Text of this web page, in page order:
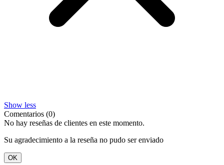
Show less
Comentarios (0)
No hay reseñas de clientes en este momento.
Su agradecimiento a la reseña no pudo ser enviado
OK